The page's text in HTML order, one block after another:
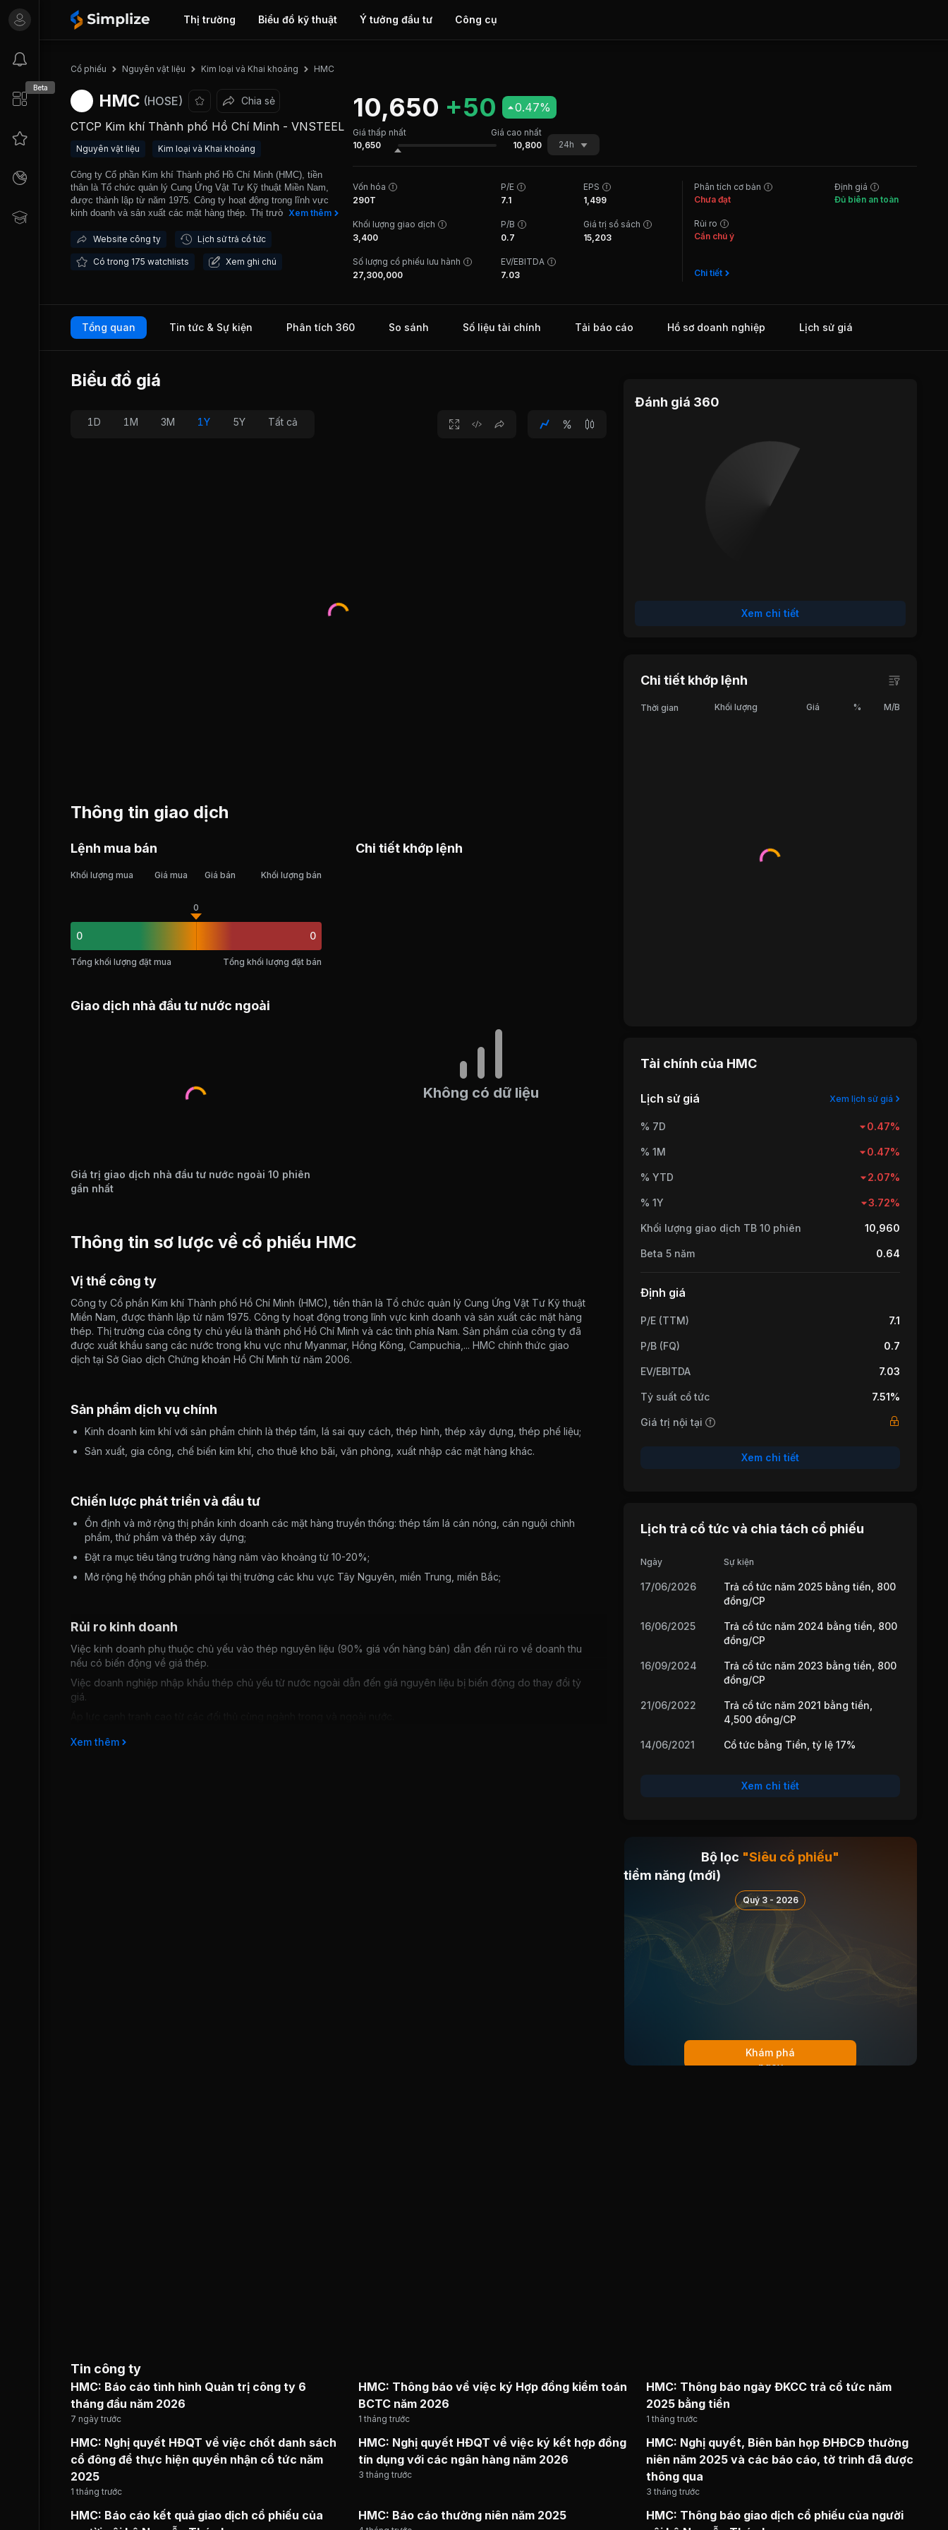
Thị trường Biểu đồ kỹ thuật Ý tưởng đầu tư Công cụ
Beta
Cổ phiếu Nguyên vật liệu Kim loại và Khai khoáng HMC
HMC (HOSE) Chia sẻ
CTCP Kim khí Thành phố Hồ Chí Minh - VNSTEEL
Nguyên vật liệu Kim loại và Khai khoáng
Công ty Cổ phần Kim khí Thành phố Hồ Chí Minh (HMC), tiền
thân là Tổ chức quản lý Cung Ứng Vật Tư Kỹ thuật Miền Nam,
được thành lập từ năm 1975. Công ty hoạt động trong lĩnh vực
kinh doanh và sản xuất các mặt hàng thép. Thị trường của công
phẩm của công ty đã được xuất khẩu sang các nước trong khu
giao dịch tại Sở Giao dịch Chứng khoán Hồ Chí Minh từ năm
Xem thêm
Website công ty Lịch sử trả cổ tức
Có trong 175 watchlists Xem ghi chú
10,650 +50 0.47%
Giá thấp nhất
Giá cao nhất
10,650
10,800 24h
Vốn hóa
290T
P/E
7.1
EPS
1,499
Khối lượng giao dịch
3,400
P/B
0.7
Giá trị sổ sách
15,203
Số lượng cổ phiếu lưu hành
27,300,000
EV/EBITDA
7.03
Phân tích cơ bản
Chưa đạt
Rủi ro
Cần chú ý
Chi tiết
Định giá
Đủ biên an toàn
Tổng quan Tin tức & Sự kiện Phân tích 360 So sánh Số liệu tài chính Tải báo cáo Hồ sơ doanh nghiệp Lịch sử giá
Biểu đồ giá
1D 1M 3M 1Y 5Y Tất cả
Thông tin giao dịch
Lệnh mua bán
Khối lượng mua Giá mua Giá bán Khối lượng bán
0
0
0
Tổng khối lượng đặt mua Tổng khối lượng đặt bán
Giao dịch nhà đầu tư nước ngoài
Giá trị giao dịch nhà đầu tư nước ngoài 10 phiên
gần nhất
Chi tiết khớp lệnh
Không có dữ liệu
Thông tin sơ lược về cổ phiếu HMC
Vị thế công ty
Công ty Cổ phần Kim khí Thành phố Hồ Chí Minh (HMC), tiền thân là Tổ chức quản lý Cung Ứng Vật Tư Kỹ thuật
Miền Nam, được thành lập từ năm 1975. Công ty hoạt động trong lĩnh vực kinh doanh và sản xuất các mặt hàng
thép. Thị trường của công ty chủ yếu là thành phố Hồ Chí Minh và các tỉnh phía Nam. Sản phẩm của công ty đã
được xuất khẩu sang các nước trong khu vực như Myanmar, Hồng Kông, Campuchia,... HMC chính thức giao
dịch tại Sở Giao dịch Chứng khoán Hồ Chí Minh từ năm 2006.
Sản phẩm dịch vụ chính
Kinh doanh kim khí với sản phẩm chính là thép tấm, lá sai quy cách, thép hình, thép xây dựng, thép phế liệu;
Sản xuất, gia công, chế biến kim khí, cho thuê kho bãi, văn phòng, xuất nhập các mặt hàng khác.
Chiến lược phát triển và đầu tư
Ổn định và mở rộng thị phần kinh doanh các mặt hàng truyền thống: thép tấm lá cán nóng, cán nguội chỉnh
phẩm, thứ phẩm và thép xây dựng;
Đặt ra mục tiêu tăng trưởng hàng năm vào khoảng từ 10-20%;
Mở rộng hệ thống phân phối tại thị trường các khu vực Tây Nguyên, miền Trung, miền Bắc;
Rủi ro kinh doanh
Việc kinh doanh phụ thuộc chủ yếu vào thép nguyên liệu (90% giá vốn hàng bán) dẫn đến rủi ro về doanh thu
nếu có biến động về giá thép.
Việc doanh nghiệp nhập khẩu thép chủ yếu từ nước ngoài dẫn đến giá nguyên liệu bị biến động do thay đổi tỷ
giá.
Xem thêm
Đánh giá 360
Xem chi tiết
Chi tiết khớp lệnh
Thời gian Khối lượng Giá % M/B
Tài chính của HMC
Lịch sử giá Xem lịch sử giá
% 7D 0.47%
% 1M 0.47%
% YTD 2.07%
% 1Y 3.72%
Khối lượng giao dịch TB 10 phiên 10,960
Beta 5 năm 0.64
Định giá
P/E (TTM) 7.1
P/B (FQ) 0.7
EV/EBITDA 7.03
Tỷ suất cổ tức 7.51%
Giá trị nội tại
Xem chi tiết
Lịch trả cổ tức và chia tách cổ phiếu
Ngày Sự kiện
17/06/2026
Trả cổ tức năm 2025 bằng tiền, 800
đồng/CP
16/06/2025
Trả cổ tức năm 2024 bằng tiền, 800
đồng/CP
16/09/2024
Trả cổ tức năm 2023 bằng tiền, 800
đồng/CP
21/06/2022
Trả cổ tức năm 2021 bằng tiền,
4,500 đồng/CP
14/06/2021 Cổ tức bằng Tiền, tỷ lệ 17%
15/05/2017
Cổ tức bằng Tiền, tỷ lệ 10%
03/06/2014 Cổ tức bằng Tiền, tỷ lệ 8.5%
23/04/2013 Cổ tức bằng Tiền, tỷ lệ 10%
19/04/2012 Cổ tức bằng Tiền, tỷ lệ 12%
Cổ tức bằng Tiền, tỷ lệ 8%
Xem chi tiết
Bộ lọc "Siêu cổ phiếu"
tiềm năng (mới)
Quý 3 - 2026
Khám phá
ngay
Tin công ty
HMC: Báo cáo tình hình Quản trị công ty 6
tháng đầu năm 2026
7 ngày trước
HMC: Thông báo về việc ký Hợp đồng kiểm toán
BCTC năm 2026
1 tháng trước
HMC: Thông báo ngày ĐKCC trả cổ tức năm
2025 bằng tiền
1 tháng trước
HMC: Nghị quyết HĐQT về việc chốt danh sách
cổ đông để thực hiện quyền nhận cổ tức năm
2025
1 tháng trước
HMC: Nghị quyết HĐQT về việc ký kết hợp đồng
tín dụng với các ngân hàng năm 2026
3 tháng trước
HMC: Nghị quyết, Biên bản họp ĐHĐCĐ thường
niên năm 2025 và các báo cáo, tờ trình đã được
thông qua
3 tháng trước
HMC: Báo cáo kết quả giao dịch cổ phiếu của
HMC: Báo cáo thường niên năm 2025
HMC: Thông báo giao dịch cổ phiếu của người